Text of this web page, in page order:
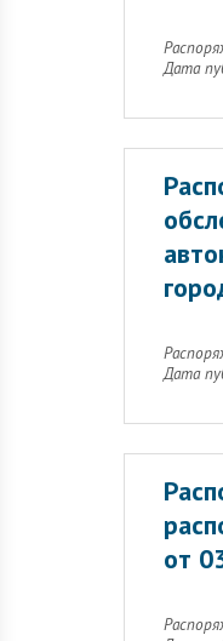
Дата
Дата
от